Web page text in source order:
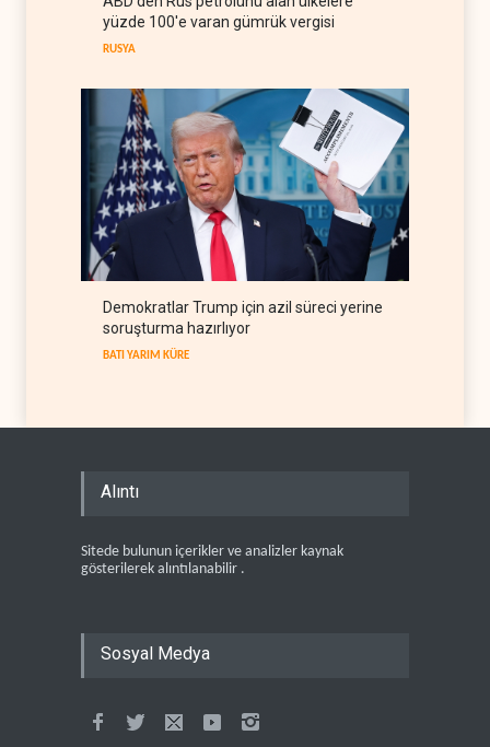
Normalleşme nedir?
yüzde 100'e varan gümrük vergisi
RUSYA
Demokratlar Trump için azil süreci yerine
soruşturma hazırlıyor
BATI YARIM KÜRE
Alıntı
Sitede bulunun içerikler ve analizler kaynak
gösterilerek alıntılanabilir .
Sosyal Medya